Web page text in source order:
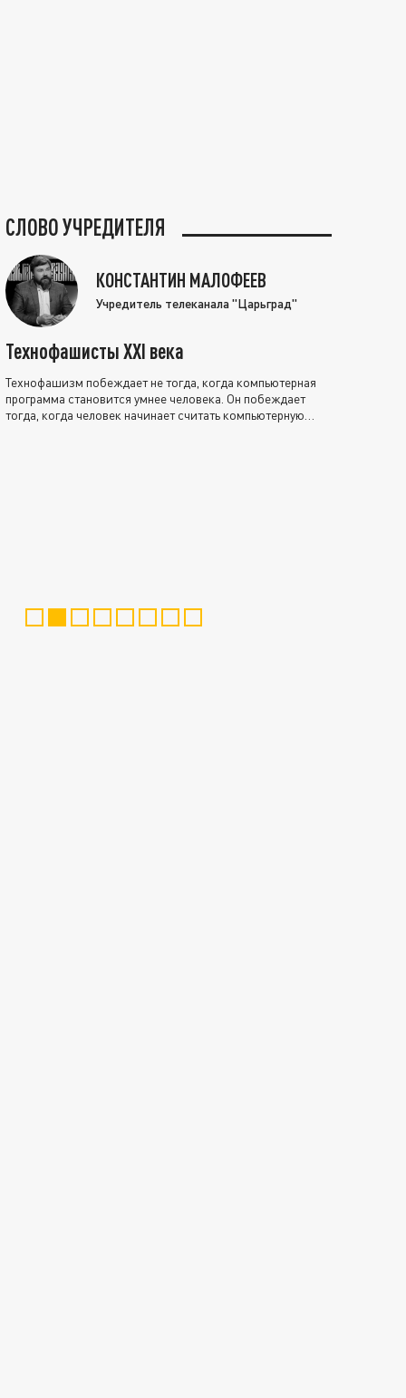
СЛОВО УЧРЕДИТЕЛЯ
КОНСТАНТИН МАЛОФЕЕВ
Учредитель телеканала "Царьград"
Технофашисты XXI века
Технофашизм побеждает не тогда, когда компьютерная
программа становится умнее человека. Он побеждает
тогда, когда человек начинает считать компьютерную